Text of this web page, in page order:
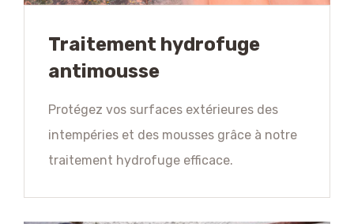
Traitement hydrofuge
antimousse
Protégez vos surfaces extérieures des
intempéries et des mousses grâce à notre
traitement hydrofuge efficace.